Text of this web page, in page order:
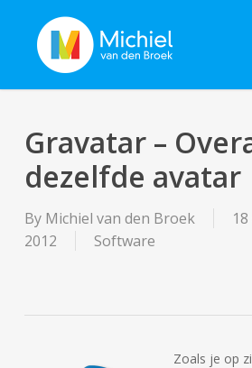
Gravatar –
dezelfde avatar
By Michiel van den Broek
2012
Software
Zoals je op